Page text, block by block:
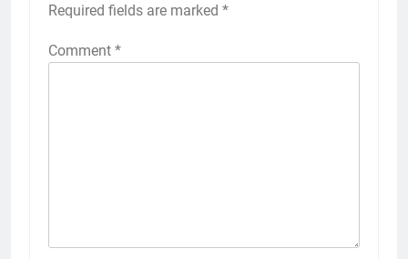
Required fields are marked *
Comment *